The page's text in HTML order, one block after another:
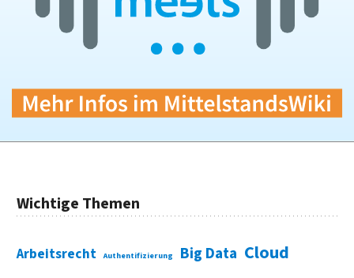
Wichtige Themen
Arbeitsrecht Authentifizierung Big Data Cloud